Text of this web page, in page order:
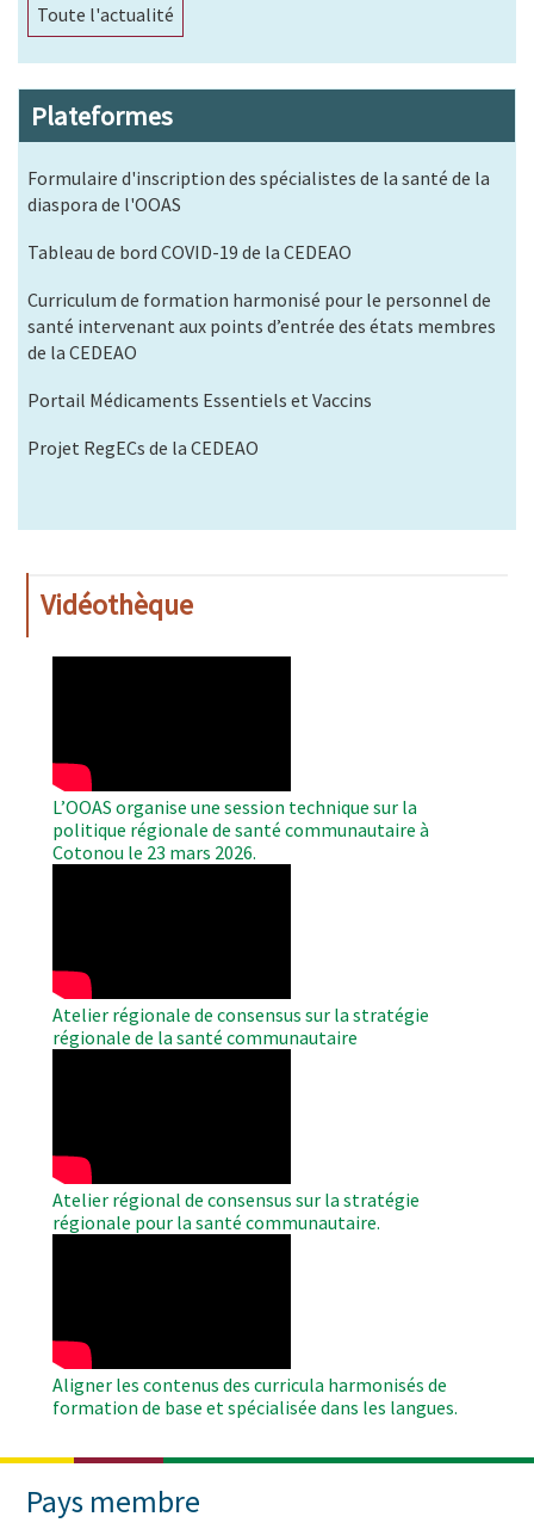
Toute l'actualité
Plateformes
Formulaire d'inscription des spécialistes de la santé de la
diaspora de l'OOAS
Tableau de bord COVID-19 de la CEDEAO
Curriculum de formation harmonisé pour le personnel de
santé intervenant aux points d’entrée des états membres
de la CEDEAO
Portail Médicaments Essentiels et Vaccins
Projet RegECs de la CEDEAO
Vidéothèque
L’OOAS organise une session technique sur la
politique régionale de santé communautaire à
Cotonou le 23 mars 2026.
Atelier régionale de consensus sur la stratégie
régionale de la santé communautaire
Atelier régional de consensus sur la stratégie
régionale pour la santé communautaire.
Aligner les contenus des curricula harmonisés de
formation de base et spécialisée dans les langues.
Pays membre